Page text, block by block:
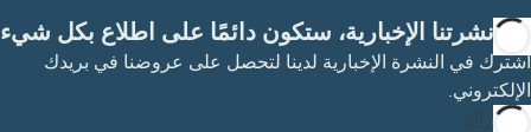
مع نشرتنا الإخبارية، ستكون دائمًا على اطلاع بكل شيء
اشترك في النشرة الإخبارية لدينا لتحصل على عروضنا في بريدك
الإلكتروني.
الاشتراك